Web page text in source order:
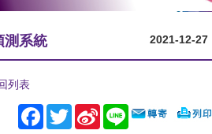
測系統 2021-12-27
列表
Facebook
TwitterSina
Weibo
Line